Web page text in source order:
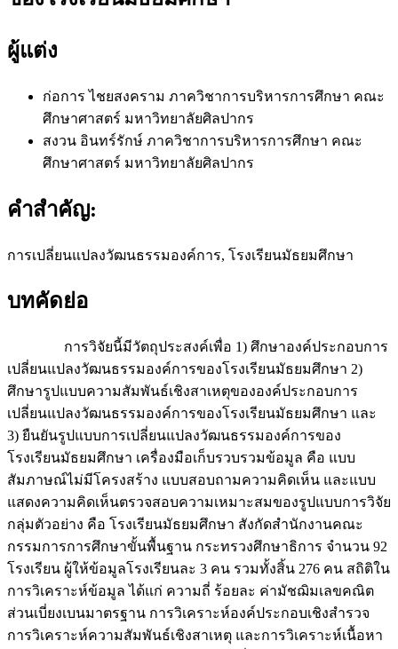
ผู้แต่ง
ก่อการ ไชยสงคราม ภาควิชาการบริหารการศึกษา คณะ
ศึกษาศาสตร์ มหาวิทยาลัยศิลปากร
สงวน อินทร์รักษ์ ภาควิชาการบริหารการศึกษา คณะ
ศึกษาศาสตร์ มหาวิทยาลัยศิลปากร
คำสำคัญ:
การเปลี่ยนแปลงวัฒนธรรมองค์การ, โรงเรียนมัธยมศึกษา
บทคัดย่อ
การวิจัยนี้มีวัตถุประสงค์เพื่อ 1) ศึกษาองค์ประกอบการ
เปลี่ยนแปลงวัฒนธรรมองค์การของโรงเรียนมัธยมศึกษา 2)
ศึกษารูปแบบความสัมพันธ์เชิงสาเหตุขององค์ประกอบการ
เปลี่ยนแปลงวัฒนธรรมองค์การของโรงเรียนมัธยมศึกษา และ
3) ยืนยันรูปแบบการเปลี่ยนแปลงวัฒนธรรมองค์การของ
โรงเรียนมัธยมศึกษา เครื่องมือเก็บรวบรวมข้อมูล คือ แบบ
สัมภาษณ์ไม่มีโครงสร้าง แบบสอบถามความคิดเห็น และแบบ
แสดงความคิดเห็นตรวจสอบความเหมาะสมของรูปแบบการวิจัย
กลุ่มตัวอย่าง คือ โรงเรียนมัธยมศึกษา สังกัดสำนักงานคณะ
กรรมการการศึกษาขั้นพื้นฐาน กระทรวงศึกษาธิการ จำนวน 92
โรงเรียน ผู้ให้ข้อมูลโรงเรียนละ 3 คน รวมทั้งสิ้น 276 คน สถิติใน
การวิเคราะห์ข้อมูล ได้แก่ ความถี่ ร้อยละ ค่ามัชฌิมเลขคณิต
ส่วนเบี่ยงเบนมาตรฐาน การวิเคราะห์องค์ประกอบเชิงสำรวจ
การวิเคราะห์ความสัมพันธ์เชิงสาเหตุ และการวิเคราะห์เนื้อหา